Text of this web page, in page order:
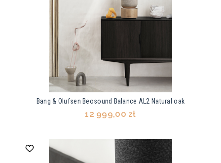
Bang & Olufsen Beosound Balance AL2 Natural oak
12 999,00 zł